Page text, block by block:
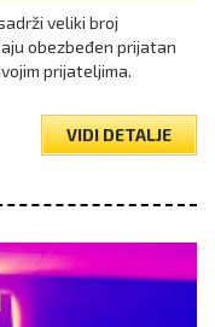
veliki broj
obezbeđen prijatan
prijateljima.
VIDI DETALJE